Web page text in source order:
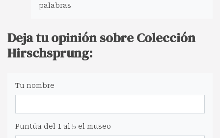
palabras
Deja tu opinión sobre Colección
Hirschsprung:
Tu nombre
Puntúa del 1 al 5 el museo